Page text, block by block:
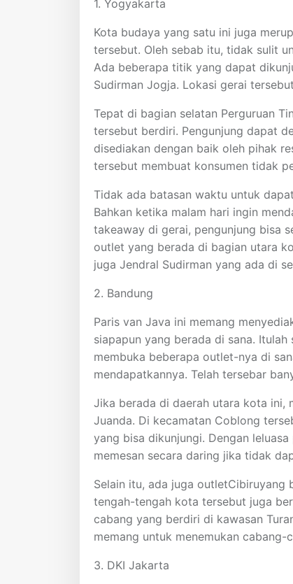
1. Yogyakarta
Kota budaya yang satu ini juga
tersebut. Oleh sebab itu, tidak sulit
Ada beberapa titik yang dapat
Sudirman Jogja. Lokasi gerai
Tepat di bagian selatan Perguruan
tersebut berdiri. Pengunjung dapat
disediakan dengan baik oleh pihak
tersebut membuat konsumen tidak
Tidak ada batasan waktu untuk
Bahkan ketika malam hari ingin
takeaway di gerai, pengunjung bisa
outlet yang berada di bagian utara
juga Jendral Sudirman yang ada di
2. Bandung
Paris van Java ini memang
siapapun yang berada di sana.
membuka beberapa outlet-nya di
mendapatkannya. Telah tersebar
Jika berada di daerah utara kota ini,
Juanda. Di kecamatan Coblong
yang bisa dikunjungi. Dengan
memesan secara daring jika tidak
Selain itu, ada juga outletCibiruyang
tengah-tengah kota tersebut juga
cabang yang berdiri di kawasan
memang untuk menemukan cabang-
3. DKI Jakarta